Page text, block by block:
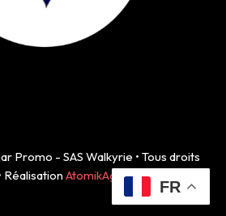
Promo - SAS Walkyrie • Tous droits
RéalisationAtomikAgency
FR